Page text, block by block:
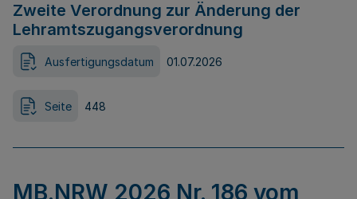
Zweite Verordnung zur Änderung der
Lehramtszugangsverordnung
Ausfertigungsdatum 01.07.2026
Seite 448
MB.NRW 2026 Nr. 186 vom